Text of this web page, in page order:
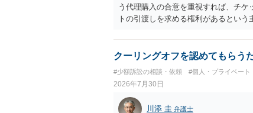
う代理購入の合意を重視すれば、チ
トの引渡しを求める権利があるとい
ば、交際を終了させたことにより「
チケットを引き渡すべきといえるか
場合、交際を解消した2人が当日隣り
ころです。一方、チケットがエリア
し、そのチケットが入手困難であった
クーリングオフを認めてもらう
#少額訴訟の相談・依頼 #個人・プライベート
2026年7月30日
川添 圭 弁護士